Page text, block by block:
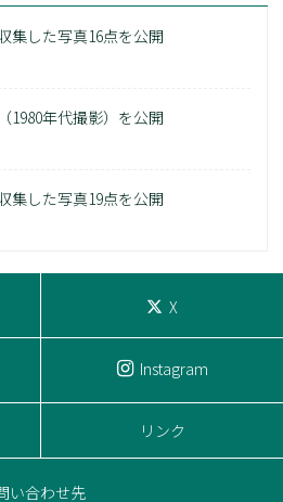
集した写真16点を公開
1980年代撮影）を公開
集した写真19点を公開
X
Instagram
リンク
い合わせ先